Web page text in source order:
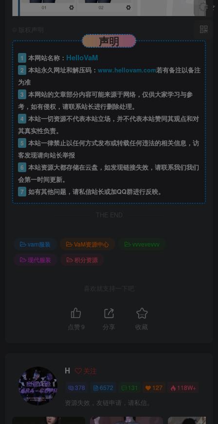
版权声明
声明
1 本网站名称： HelloVaM
2 本站永久网址和解压码： www.hellovam.com若有备注以备注
为准
3 本网站的文章部分内容可能来源于网络，仅供大家学习与参
考，如有侵权，请联系站长进行删除处理。
4 本站一切资源不代表本站立场，并不代表本站赞同其观点和对
其真实性负责。
5 本站一律禁止以任何方式发布或转载任何违法的相关信息，访
客发现请向站长举报
6 本站资源大都存储在云盘，如发现链接失效，请联系我们我们
会第一时间更新。
7 如有其他问题，请私信站长或加QQ群进行反映。
THE END
vam服装 VaM资源中心
vvvevevvv
现代服装
积分资源
喜欢就支持一下吧
点赞 9 分享 收藏
H 关注
378 6572 131 127 118W+
资源失效，友链申请，请私信。